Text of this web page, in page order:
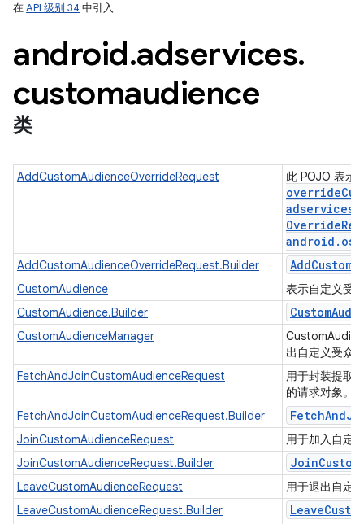
在API 级别 34 中引入
android.adservices.
customaudience
类
AddCustomAudienceOverrideRequest 此 POJO 表示
adservices
Override
android . os
AddCustomAudienceOverrideRequest.Builder AddCustom
CustomAudience
表示自定义受
CustomAudience.Builder
Custom
CustomAudienceManager
出自定义受众
FetchAndJoinCustomAudienceRequest
用于封装提取
的请求对象。
FetchAndJoinCustomAudienceRequest.Builder
FetchAnd
JoinCustomAudienceRequest
用于加入自定
JoinCustomAudienceRequest.Builder
JoinCustom
LeaveCustomAudienceRequest
用于退出自定
LeaveCustomAudienceRequest.Builder
Leave